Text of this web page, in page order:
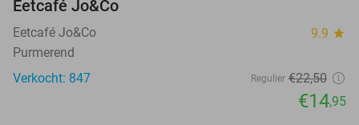
Eetcafé Jo&Co
Eetcafé Jo&Co 9.9 star
Purmerend
Verkocht: 847
Regulier €22,50
€14,95